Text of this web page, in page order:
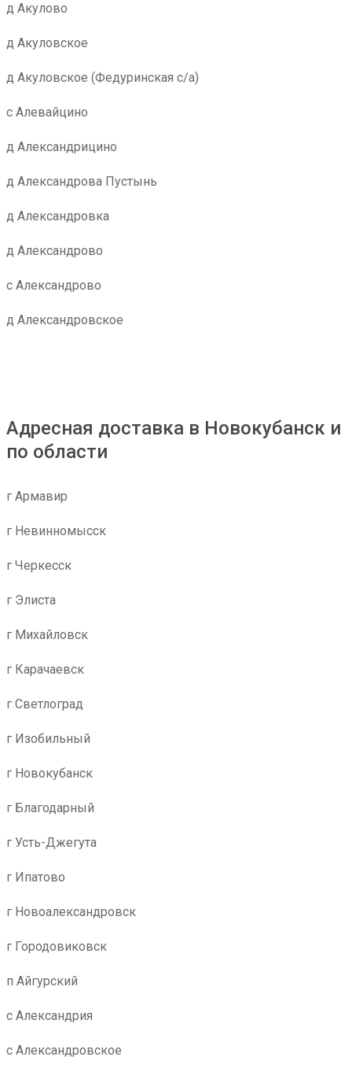
д Акулово
д Акуловское
д Акуловское (Федуринская с/а)
с Алевайцино
д Александрицино
д Александрова Пустынь
д Александровка
д Александрово
с Александрово
д Александровское
Адресная доставка в Новокубанск и
по области
г Армавир
г Невинномысск
г Черкесск
г Элиста
г Михайловск
г Карачаевск
г Светлоград
г Изобильный
г Новокубанск
г Благодарный
г Усть-Джегута
г Ипатово
г Новоалександровск
г Городовиковск
п Айгурский
с Александрия
с Александровское